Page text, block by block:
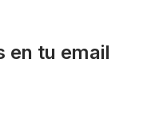
en tu email